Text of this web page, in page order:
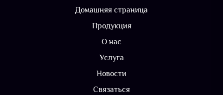
Домашняя страница
Продукция
О нас
Услуга
Новости
Связаться